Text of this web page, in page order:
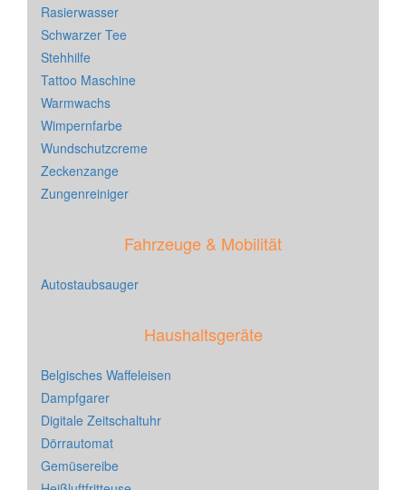
Rasierwasser
Schwarzer Tee
Stehhilfe
Tattoo Maschine
Warmwachs
Wimpernfarbe
Wundschutzcreme
Zeckenzange
Zungenreiniger
Fahrzeuge & Mobilität
Autostaubsauger
Haushaltsgeräte
Belgisches Waffeleisen
Dampfgarer
Digitale Zeitschaltuhr
Dörrautomat
Gemüsereibe